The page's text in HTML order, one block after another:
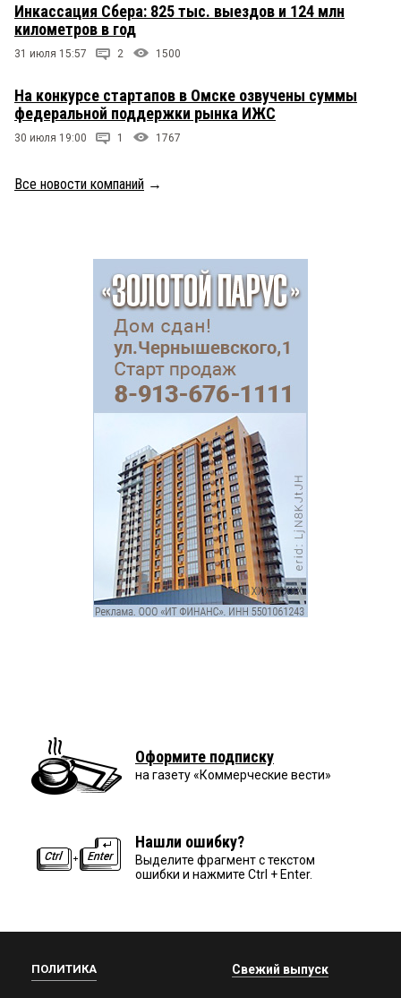
Инкассация Сбера: 825 тыс. выездов и 124 млн
километров в год
31 июля 15:57 2 1500
На конкурсе стартапов в Омске озвучены суммы
федеральной поддержки рынка ИЖС
30 июля 19:00 1 1767
Все новости компаний →
Оформите подписку
на газету «Коммерческие вести»
Нашли ошибку?
Выделите фрагмент с текстом
ошибки и нажмите Ctrl + Enter.
ПОЛИТИКА Свежий выпуск